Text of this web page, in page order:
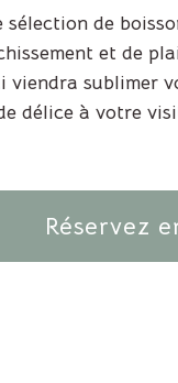
de
et de
viendra sublimer
délice à votre
Réservez